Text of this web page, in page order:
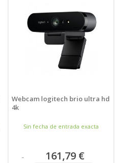
Webcam logitech brio ultra hd
4k
Sin fecha de entrada exacta
161,79 €